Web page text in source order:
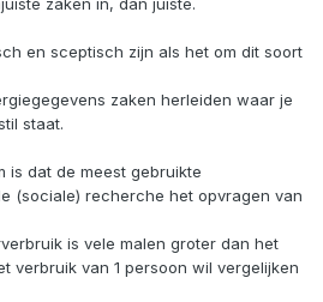
en sceptisch zijn als het om dit soort
zaken herleiden waar je
staat.
is dat de meest gebruikte
(sociale) recherche het opvragen van
is vele malen groter dan het
verbruik van 1 persoon wil vergelijken